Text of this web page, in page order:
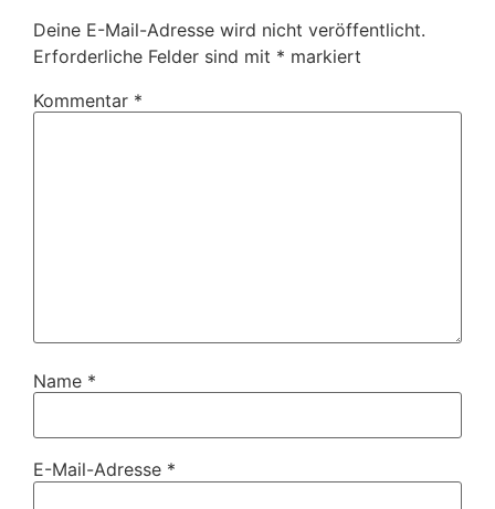
Deine E-Mail-Adresse wird nicht veröffentlicht.
Erforderliche Felder sind mit * markiert
Kommentar *
Name *
E-Mail-Adresse *